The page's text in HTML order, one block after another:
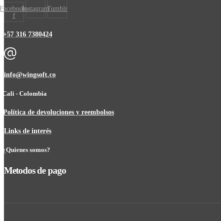
f
InstagramTumblr
+57 316 7380424
info@wingsoft.co
Cali - Colombia
Política de devoluciones y reembolsos
Links de interés
¿Quienes somos?
Metodos de pago